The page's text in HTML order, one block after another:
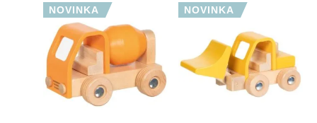
NOVINKA NOVINKA